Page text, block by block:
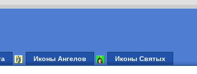
Иконы Ангелов Иконы Святых